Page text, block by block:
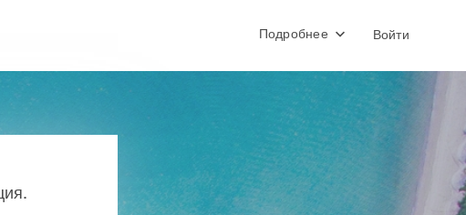
Подробнее Войти